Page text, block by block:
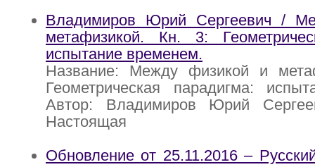
Владимиров Юрий Сергеевич /
метафизикой. Кн. 3:
испытание временем.
Название: Между физикой и
Геометрическая парадигма:
Автор: Владимиров Юрий
Настоящая
Обновление от 25.11.2016 –